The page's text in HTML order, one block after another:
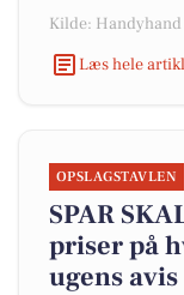
Kilde: Handyhand
Læs hele
OPSLAGSTAVLEN
SPAR
priser på
ugens avis